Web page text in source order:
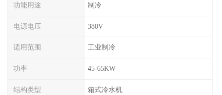
功能用途 制冷
电源电压 380V
适用范围 工业制冷
功率 45-65KW
结构类型 箱式冷水机